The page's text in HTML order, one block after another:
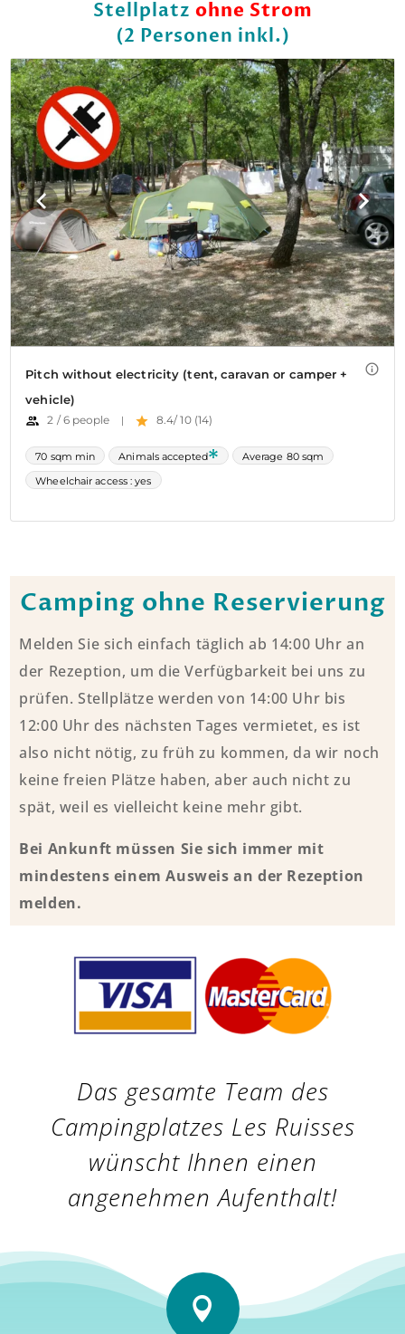
Stellplatz ohne Strom
(2 Personen inkl.)
Camping ohne Reservierung
Melden Sie sich einfach täglich ab 14:00 Uhr an
der Rezeption, um die Verfügbarkeit bei uns zu
prüfen. Stellplätze werden von 14:00 Uhr bis
12:00 Uhr des nächsten Tages vermietet, es ist
also nicht nötig, zu früh zu kommen, da wir noch
keine freien Plätze haben, aber auch nicht zu
spät, weil es vielleicht keine mehr gibt.
Bei Ankunft müssen Sie sich immer mit
mindestens einem Ausweis an der Rezeption
melden.
Das gesamte Team des
Campingplatzes Les Ruisses
wünscht Ihnen einen
angenehmen Aufenthalt!
